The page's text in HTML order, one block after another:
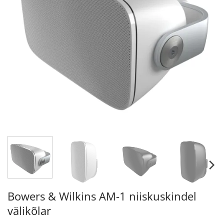
Bowers & Wilkins AM-1 niiskuskindel
välikõlar